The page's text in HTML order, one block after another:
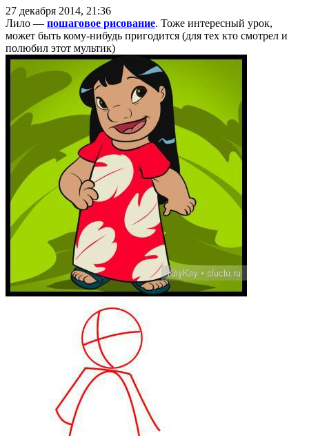
27 декабря 2014, 21:36
Лило — пошаговое рисование. Тоже интересный урок,
может быть кому-нибудь пригодится (для тех кто смотрел и
полюбил этот мультик)